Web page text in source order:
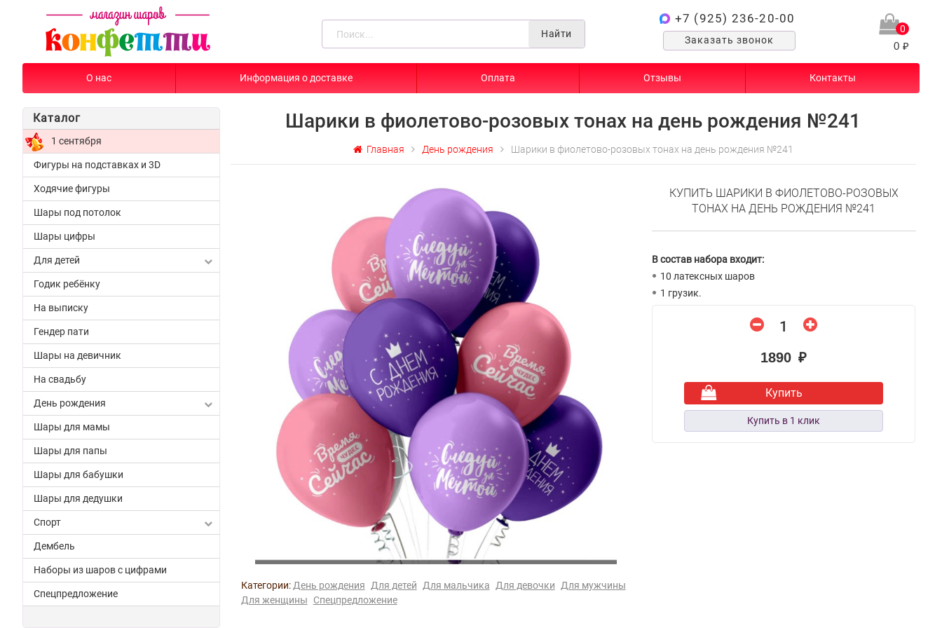
Найти
+7 (925) 236-20-00
Заказать звонок
0
0 ₽
О нас Информация о доставке Оплата Отзывы Контакты
Каталог
1 сентября
Фигуры на подставках и 3D
Ходячие фигуры
Шары под потолок
Шары цифры
Для детей
Годик ребёнку
На выписку
Гендер пати
Шары на девичник
На свадьбу
День рождения
Шары для мамы
Шары для папы
Шары для бабушки
Шары для дедушки
Спорт
Дембель
Наборы из шаров с цифрами
Спецпредложение
Шарики в фиолетово-розовых тонах на день рождения №241
Главная День рождения Шарики в фиолетово-розовых тонах на день рождения №241
Категории: День рождения Для детей Для мальчика Для девочки
Для мужчины
Для женщины
Спецпредложение
КУПИТЬ ШАРИКИ В ФИОЛЕТОВО-РОЗОВЫХ
ТОНАХ НА ДЕНЬ РОЖДЕНИЯ №241
В состав набора входит:
10 латексных шаров
1 грузик.
1890 ₽
Купить